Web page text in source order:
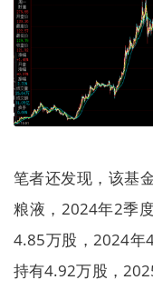
笔者还发现，该基
粮液，2024年2季
4.85万股，2024年
持有4.92万股，